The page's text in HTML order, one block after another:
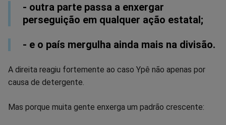
- outra parte passa a enxergar
perseguição em qualquer ação estatal;
- e o país mergulha ainda mais na divisão.
A direita reagiu fortemente ao caso Ypê não apenas por
causa de detergente.
Mas porque muita gente enxerga um padrão crescente: